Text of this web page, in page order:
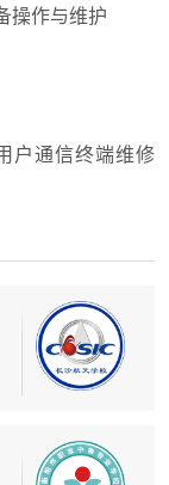
操作与维护
通信终端维修